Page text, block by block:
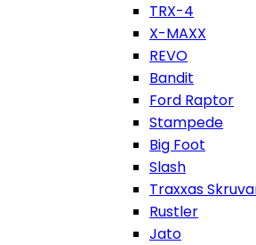
TRX-4
X-MAXX
REVO
Bandit
Ford Raptor
Stampede
Big Foot
Slash
Traxxas
Rustler
Jato